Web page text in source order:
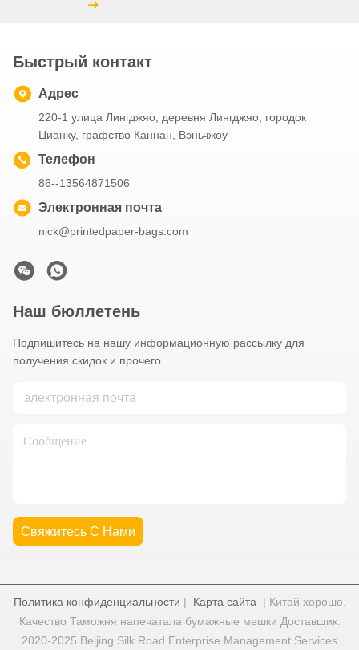
Быстрый контакт
Адрес
220-1 улица Лингджяо, деревня Лингджяо, городок
Цианку, графство Каннан, Вэньчжоу
Телефон
86--13564871506
Электронная почта
nick@printedpaper-bags.com
Наш бюллетень
Подпишитесь на нашу информационную рассылку для
получения скидок и прочего.
Свяжитесь С Нами
Политика конфиденциальности | Карта сайта| Китай хорошо.
Качество Таможня напечатала бумажные мешки Доставщик.
2020-2025 Beijing Silk Road Enterprise Management Services